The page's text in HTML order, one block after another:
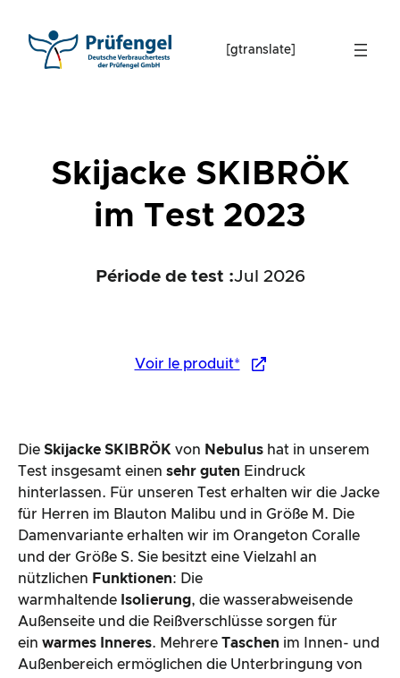
content
[gtranslate]
Skijacke SKIBRÖK
im Test 2023
Période de test :Jul 2026
Voir le produit*
Die Skijacke SKIBRÖK von Nebulus hat in unserem
Test insgesamt einen sehr guten Eindruck
hinterlassen. Für unseren Test erhalten wir die Jacke
für Herren im Blauton Malibu und in Größe M. Die
Damenvariante erhalten wir im Orangeton Coralle
und der Größe S. Sie besitzt eine Vielzahl an
nützlichen Funktionen: Die
warmhaltende Isolierung, die wasserabweisende
Außenseite und die Reißverschlüsse sorgen für
ein warmes Inneres. Mehrere Taschen im Innen- und
Außenbereich ermöglichen die Unterbringung von